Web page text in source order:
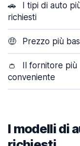
🚗
I tipi di auto
richiesti
🤑 Prezzo più
👛
Il fornitore più
conveniente
I modelli di